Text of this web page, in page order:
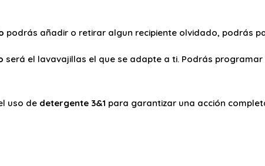
podrás añadir o retirar algun recipiente olvidado, podrás
será el lavavajillas el que se adapte a ti. Podrás
uso de detergente 3&1 para garantizar una acción